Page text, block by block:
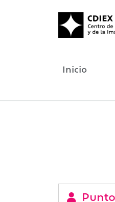
Inicio